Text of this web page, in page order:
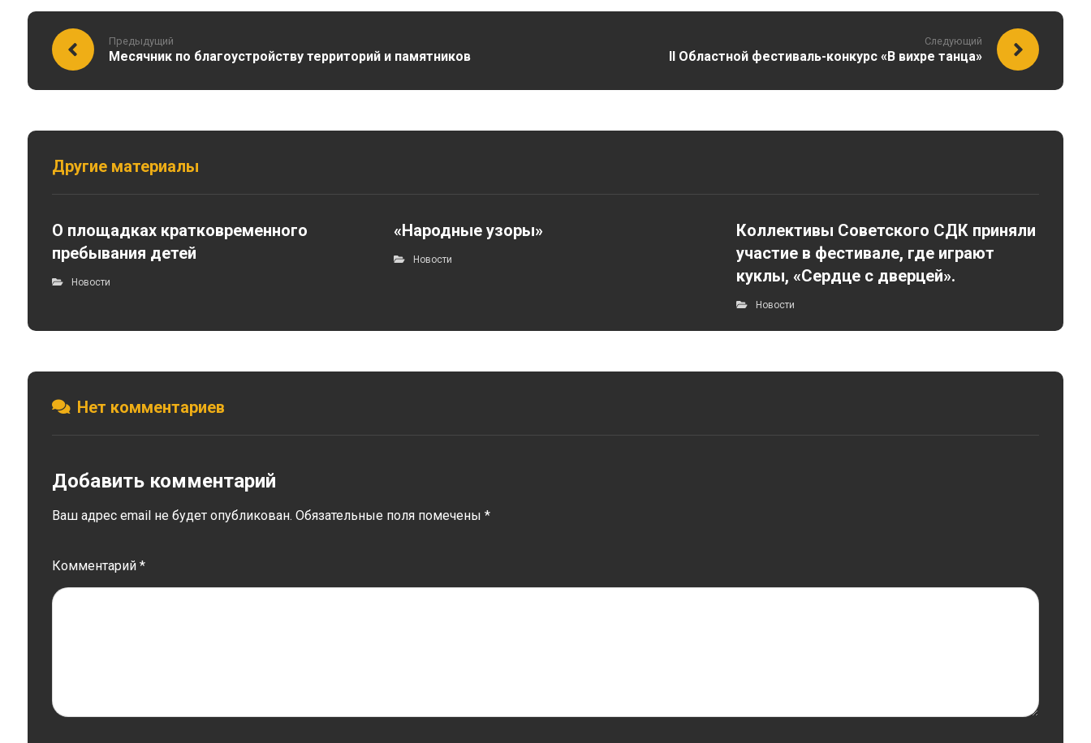
Предыдущий
Месячник по благоустройству территорий и памятников
Следующий
II Областной фестиваль-конкурс «В вихре танца»
Другие материалы
О площадках кратковременного
пребывания детей
Новости
«Народные узоры»
Новости
Коллективы Советского СДК приняли
участие в фестивале, где играют
куклы, «Сердце с дверцей».
Новости
Нет комментариев
Добавить комментарий
Ваш адрес email не будет опубликован. Обязательные поля помечены *
Комментарий *